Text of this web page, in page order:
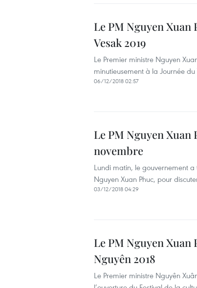
Le PM Nguyen
Vesak 2019
Le Premier ministre Nguyen
minutieusement à la Journée du
06/12/2018 02:57
Le PM Nguyen
novembre
Lundi matin, le gouvernement
Nguyen Xuan Phuc, pour
03/12/2018 04:29
Le PM Nguyen Xuan
Nguyên 2018
Le Premier ministre Nguyên